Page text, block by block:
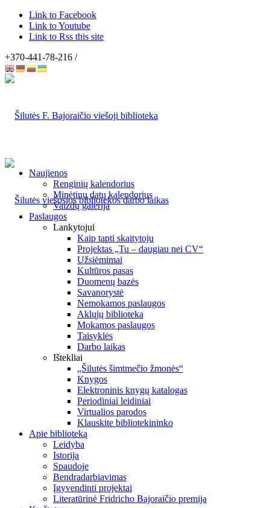
Link to Facebook
Link to Youtube
Link to Rss this site
+370-441-78-216 /
Naujienos
Renginių kalendorius
Minėtinų datų kalendorius
Vaizdų galerija
Paslaugos
Lankytojui
Kaip tapti skaitytoju
Projektas „Tu – daugiau nei CV“
Užsiėmimai
Kultūros pasas
Duomenų bazės
Savanorystė
Nemokamos paslaugos
Aklųjų biblioteka
Mokamos paslaugos
Taisyklės
Darbo laikas
Ištekliai
„Šilutės šimtmečio žmonės“
Knygos
Elektroninis knygų katalogas
Periodiniai leidiniai
Virtualios parodos
Klauskite bibliotekininko
Apie biblioteką
Leidyba
Istorija
Spaudoje
Bendradarbiavimas
Įgyvendinti projektai
Literatūrinė Fridricho Bajoraičio premija